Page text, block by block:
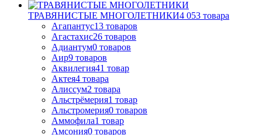
ТРАВЯНИСТЫЕ МНОГОЛЕТНИКИ4 053 товара
Агапантус13 товаров
Агастахис26 товаров
Адиантум0 товаров
Аир9 товаров
Аквилегия41 товар
Актея4 товара
Алиссум2 товара
Альстрёмерия1 товар
Альстромерия0 товаров
Аммофила1 товар
Амсония0 товаров